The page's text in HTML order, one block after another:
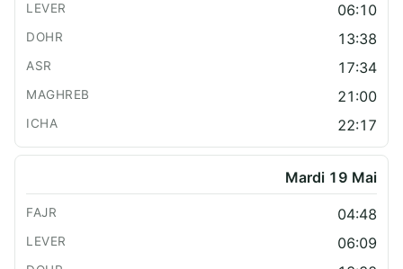
06:10
13:38
17:34
21:00
22:17
Mardi 19 Mai
04:48
06:09